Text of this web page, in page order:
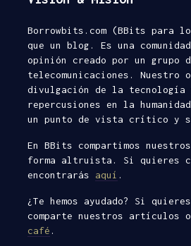
Borrowbits.com (BBits para
que un blog. Es una
opinión creado por un grupo
telecomunicaciones.
divulgación de la tecnología
repercusiones en la
un punto de vista crítico y
En BBits compartimos
forma altruista. Si quieres
encontrarás aquí .
¿Te hemos ayudado? Si
comparte nuestros artículos o
café .